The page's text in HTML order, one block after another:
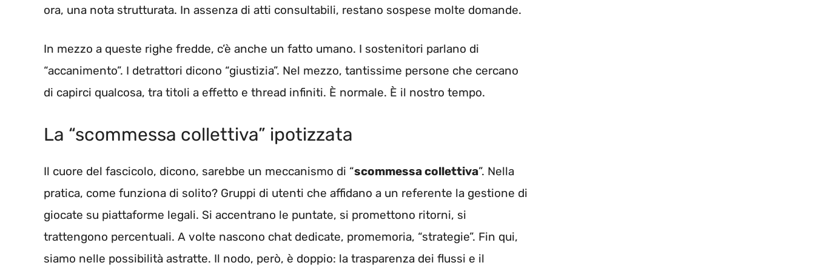
ora, una nota strutturata. In assenza di atti consultabili, restano sospese molte domande.
In mezzo a queste righe fredde, c’è anche un fatto umano. I sostenitori parlano di
“accanimento”. I detrattori dicono “giustizia”. Nel mezzo, tantissime persone che cercano
di capirci qualcosa, tra titoli a effetto e thread infiniti. È normale. È il nostro tempo.
La “scommessa collettiva” ipotizzata
Il cuore del fascicolo, dicono, sarebbe un meccanismo di “scommessa collettiva”. Nella
pratica, come funziona di solito? Gruppi di utenti che affidano a un referente la gestione di
giocate su piattaforme legali. Si accentrano le puntate, si promettono ritorni, si
trattengono percentuali. A volte nascono chat dedicate, promemoria, “strategie”. Fin qui,
siamo nelle possibilità astratte. Il nodo, però, è doppio: la trasparenza dei flussi e il